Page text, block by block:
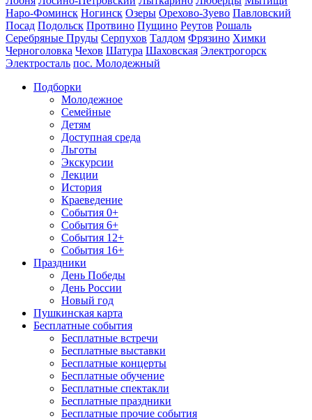
Наро-Фоминск Ногинск Озеры Орехово-Зуево Павловский
Посад Подольск Протвино Пущино Реутов Рошаль
Серебряные Пруды Серпухов Талдом Фрязино Химки
Черноголовка Чехов Шатура Шаховская Электрогорск
Электросталь пос. Молодежный
Подборки
Молодежное
Семейные
Детям
Доступная среда
Льготы
Экскурсии
Лекции
История
Краеведение
События 0+
События 6+
События 12+
События 16+
Праздники
День Победы
День России
Новый год
Пушкинская карта
Бесплатные события
Бесплатные встречи
Бесплатные выставки
Бесплатные концерты
Бесплатные обучение
Бесплатные спектакли
Бесплатные праздники
Бесплатные прочие события